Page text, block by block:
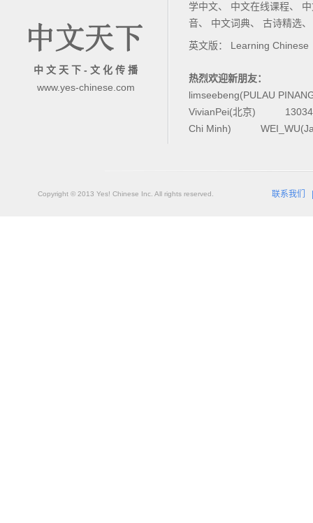
中 文 天 下 - 文 化 传 播
www.yes-chinese.com
学中文、 中文在线课程、
音、 中文词典、 古诗精选
英文版： Learning Chinese
热烈欢迎新朋友：
limseebeng(PULAU
VivianPei(北京)
Chi Minh)
Copyright © 2013 Yes! Chinese Inc. All rights reserved. 联系我们